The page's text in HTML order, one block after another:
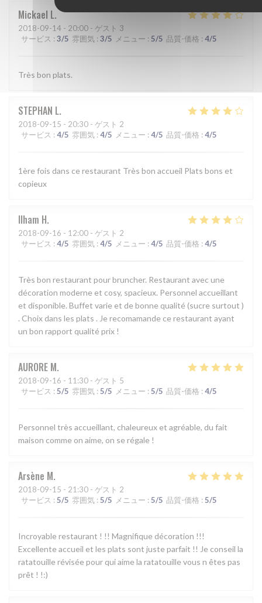
Mickael L
2018-09-14 - 20:00 - ゲスト 3
サービス : 3/5 雰囲気 : 3/5 メニュー : 5/5 品質-価格 : 4/5
Très bon plats.
STEPHAN L
2018-09-15 - 20:30 - ゲスト 2
サービス : 4/5 雰囲気 : 4/5 メニュー : 4/5 品質-価格 : 4/5
1ère fois dans ce restaurant Très bon accueil Plats bons et
copieux
Ilham H
2018-09-16 - 12:00 - ゲスト 2
サービス : 4/5 雰囲気 : 4/5 メニュー : 4/5 品質-価格 : 4/5
Très bon restaurant pour bruncher. Restaurant avec une
décoration moderne et cosy, spacieux. Personnel accueillant
et disponible. Buffet varie et de bonne qualité (sucre surtout )
. Choix dans les plats . Je recomamande ce restaurant ayant
un bon rapport qualité prix !
AURORE M
2018-09-16 - 11:30 - ゲスト 5
サービス : 5/5 雰囲気 : 5/5 メニュー : 5/5 品質-価格 : 4/5
Personnel très accueillant, chaleureux et agréable, du fait
maison comme on aime, on se régale !
Arsène M
2018-09-15 - 21:30 - ゲスト 2
サービス : 5/5 雰囲気 : 5/5 メニュー : 5/5 品質-価格 : 5/5
Incroyable restaurant ! !! Magnifique décoration !!!
Excellente accueil et les plats sont juste parfait !! Je conseil la
ratatouille révisée pour qui aime la ratatouille vous n êtes pas
prêt ! !:)